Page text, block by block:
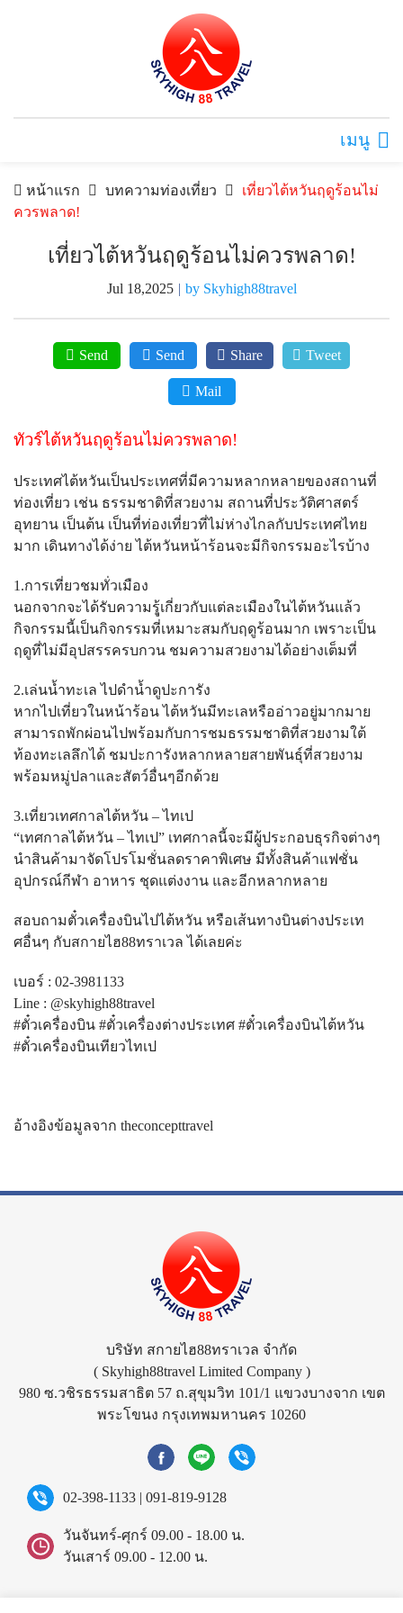
เมนู
หน้าแรก บทความท่องเที่ยว
เที่ยวไต้หวันฤดูร้อนไม่
ควรพลาด!
เที่ยวไต้หวันฤดูร้อนไม่ควรพลาด!
Jul 18,2025 | by Skyhigh88travel
Send Send Share Tweet
Mail
ทัวร์ไต้หวันฤดูร้อนไม่ควรพลาด!
ประเทศไต้หวันเป็นประเทศที่มีความหลากหลายของสถานที่
ท่องเที่ยว เช่น ธรรมชาติที่สวยงาม สถานที่ประวัติศาสตร์
อุทยาน เป็นต้น เป็นที่ท่องเที่ยวที่ไม่ห่างไกลกับประเทศไทย
มาก เดินทางได้ง่าย ไต้หวันหน้าร้อนจะมีกิจกรรมอะไรบ้าง
1.การเที่ยวชมทั่วเมือง
นอกจากจะได้รับความรูุ้เกี่ยวกับแต่ละเมืองในไต้หวันแล้ว
กิจกรรมนี้เป็นกิจกรรมที่เหมาะสมกับฤดูร้อนมาก เพราะเป็น
ฤดูที่ไม่มีอุปสรรครบกวน ชมความสวยงามได้อย่างเต็มที่
2.เล่นน้ำทะเล ไปดำน้ำดูปะการัง
หากไปเที่ยวในหน้าร้อน ไต้หวันมีทะเลหรืออ่าวอยู่มากมาย
สามารถพักผ่อนไปพร้อมกับการชมธรรมชาติที่สวยงามใต้
ท้องทะเลลึกได้ ชมปะการังหลากหลายสายพันธุ์ที่สวยงาม
พร้อมหมู่ปลาและสัตว์อื่นๆอีกด้วย
3.เที่ยวเทศกาลไต้หวัน – ไทเป
“เทศกาลไต้หวัน – ไทเป” เทศกาลนี้จะมีผู้ประกอบธุรกิจต่างๆ
นำสินค้ามาจัดโปรโมชั่นลดราคาพิเศษ มีทั้งสินค้าแฟชั่น
อุปกรณ์กีฬา อาหาร ชุดแต่งงาน และอีกหลากหลาย
สอบถามตั๋วเครื่องบินไปไต้หวัน หรือเส้นทางบินต่างประเท
ศอื่นๆ กับสกายไฮ88ทราเวล ได้เลยค่ะ
เบอร์ : 02-3981133
Line : @skyhigh88travel
#ตั๋วเครื่องบิน #ตั๋วเครื่องต่างประเทศ #ตั๋วเครื่องบินไต้หวัน
#ตั๋วเครื่องบินเทียวไทเป
อ้างอิงข้อมูลจาก theconcepttravel
บริษัท สกายไฮ88ทราเวล จำกัด
( Skyhigh88travel Limited Company )
980 ซ.วชิรธรรมสาธิต 57 ถ.สุขุมวิท 101/1 แขวงบางจาก เขต
พระโขนง กรุงเทพมหานคร 10260
02-398-1133 | 091-819-9128
วันจันทร์-ศุกร์ 09.00 - 18.00 น.
วันเสาร์ 09.00 - 12.00 น.